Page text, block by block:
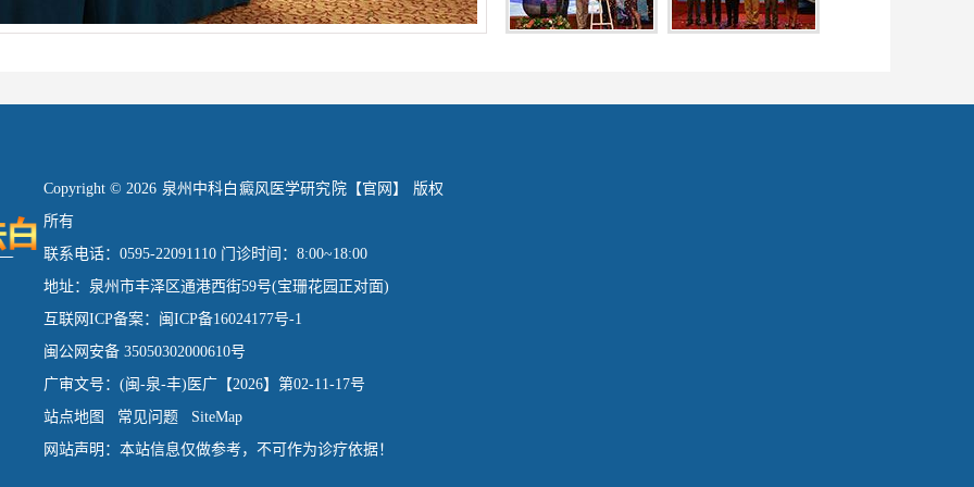
Copyright © 2026 泉州中科白癜风医学研究院【官网】 版权
所有
联系电话：0595-22091110 门诊时间：8:00~18:00
地址：泉州市丰泽区通港西街59号(宝珊花园正对面)
互联网ICP备案：闽ICP备16024177号-1
闽公网安备 35050302000610号
广审文号：(闽-泉-丰)医广【2026】第02-11-17号
站点地图
常见问题
SiteMap
网站声明：本站信息仅做参考，不可作为诊疗依据！